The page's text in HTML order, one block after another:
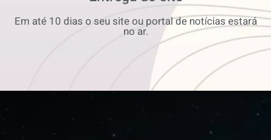
Em até 10 dias o seu site ou portal de notícias estará
no ar.